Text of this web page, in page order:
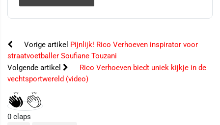
Vorige artikel Pijnlijk! Rico Verhoeven inspirator voor
straatvoetballer Soufiane Touzani
Volgende artikel
Rico Verhoeven biedt uniek kijkje in de
vechtsportwereld (video)
0 claps